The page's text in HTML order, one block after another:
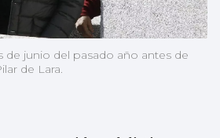
de junio del pasado año antes de
de Lara.